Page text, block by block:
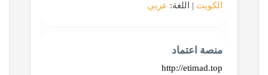
الكويت | اللغة: عربي
منصة اعتماد
http://etimad.top